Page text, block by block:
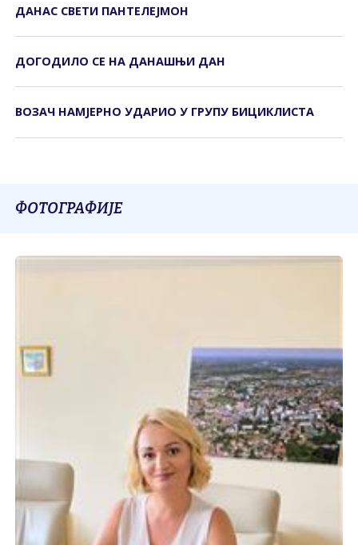
ДАНАС СВЕTИ ПАНTЕЛЕЈМОН
ДОГОДИЛО СЕ НА ДАНАШЊИ ДАН
ВОЗАЧ НАМЈЕРНО УДАРИО У ГРУПУ БИЦИКЛИСТА
ФОТОГРАФИЈЕ